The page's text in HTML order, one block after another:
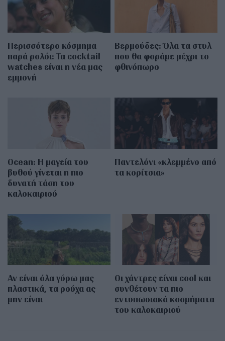
Περισσότερο κόσμημα
παρά ρολόι: Τα cocktail
watches είναι η νέα μας
εμμονή
Βερμούδες: Όλα τα στυλ
που θα φοράμε μέχρι το
φθινόπωρο
Οcean: Η μαγεία του
βυθού γίνεται η πιο
δυνατή τάση του
καλοκαιριού
Παντελόνι «κλεμμένο από
τα κορίτσια»
Αν είναι όλα γύρω μας
πλαστικά, τα ρούχα ας
μην είναι
Οι χάντρες είναι cool και
συνθέτουν τα πιο
εντυπωσιακά κοσμήματα
του καλοκαιριού